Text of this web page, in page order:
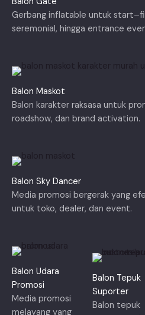
Gerbang inflatable untuk
seremonial, hingga entrance
Balon Maskot
Balon karakter raksasa untuk
roadshow, dan brand activation.
Balon Sky Dancer
Media promosi bergerak yang
untuk toko, dealer, dan event.
Balon Udara
Promosi
Media promosi
melayang yang
Balon Tepuk
Suporter
Balon tepuk